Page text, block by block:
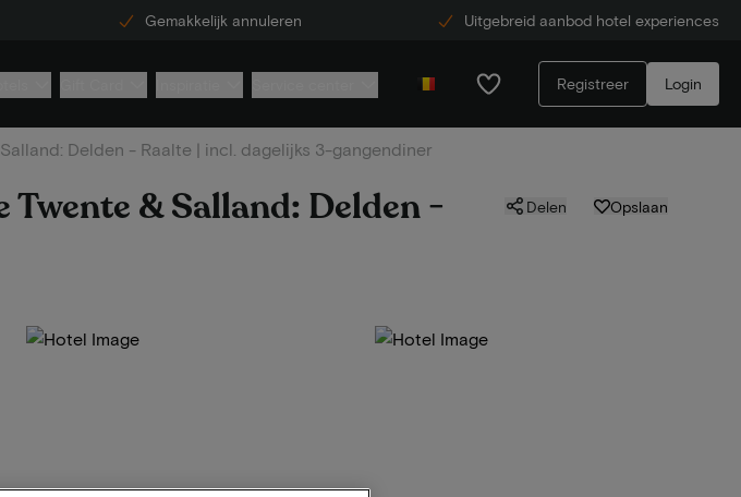
Gemakkelijk annuleren Uitgebreid aanbod hotel experiences
Registreer Login
Delden - Raalte | incl. dagelijks 3-gangendiner
& Salland: Delden - Delen Opslaan